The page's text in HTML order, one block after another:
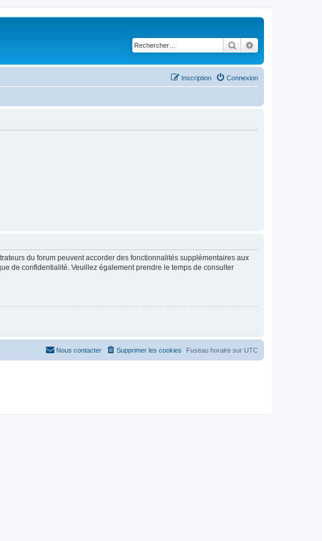
Rechercher
Connexion
Inscription
du forum peuvent accorder des fonctionnalités supplémentaires aux
de confidentialité. Veuillez également prendre le temps de consulter
Fuseau horaire sur UTC
Supprimer les cookies
Nous contacter